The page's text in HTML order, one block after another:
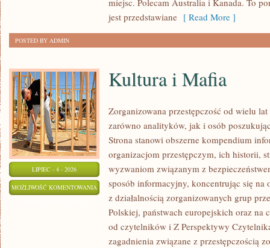
miejsc. Polecam Australia i Kanada. To
jest przedstawiane [ Read More ]
POSTED BY ADMIN
LIPIEC - 4 - 2026
MOŻLIWOŚĆ KOMENTOWANIA KULTURA
MAFIA
Kultura i Mafia
Zorganizowana przestępczość od wielu
zarówno analityków, jak i osób
Strona stanowi obszerne kompendium
organizacjom przestępczym, ich historii,
wyzwaniom związanym z
sposób informacyjny, koncentrując się
z działalnością zorganizowanych grup
Polskiej, państwach europejskich oraz na
od czytelników i Z Perspektywy
zagadnienia związane z przestępczością